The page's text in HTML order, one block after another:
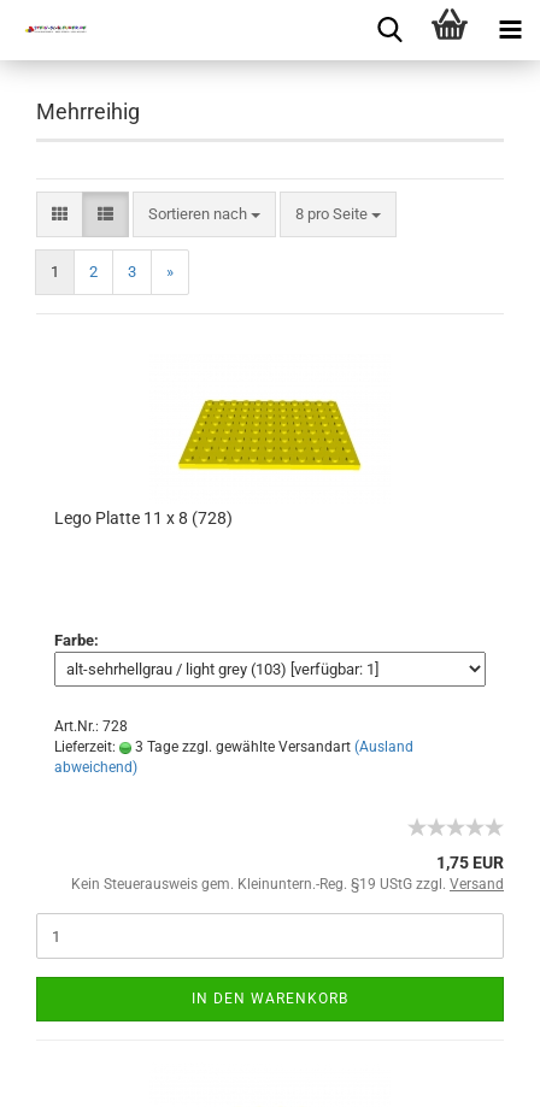
Mehrreihig
Sortieren nach 8 pro Seite
1 2 3 »
Lego Platte 11 x 8 (728)
Farbe:
Art.Nr.: 728
Lieferzeit:
3 Tage zzgl. gewählte Versandart (Ausland
abweichend)
1,75 EUR
Kein Steuerausweis gem. Kleinuntern.-Reg. §19 UStG zzgl. Versand
IN DEN WARENKORB